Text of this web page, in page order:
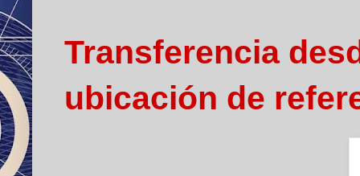
Transferencia
ubicación de